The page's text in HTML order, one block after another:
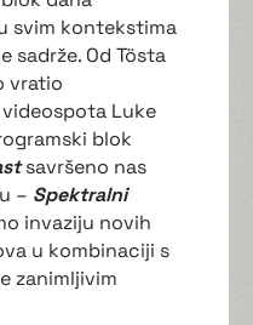
svim kontekstima
sadrže. Od Tösta
vratio
Luke
blok
savršeno nas
– Spektralni
invaziju novih
u kombinaciji s
zanimljivim